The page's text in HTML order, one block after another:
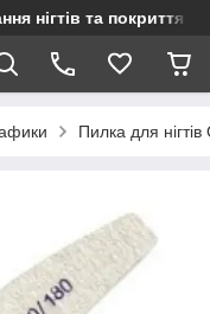
нігтів та покриття
Пилка для